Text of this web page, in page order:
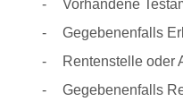
Vorhandene
Gegebenenfalls
Rentenstelle oder
Gegebenenfalls